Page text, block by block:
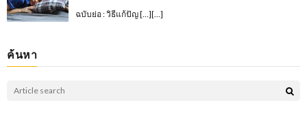
ฉบับย่อ : วิธีแก้ปัญ […][…]
ค้นหา